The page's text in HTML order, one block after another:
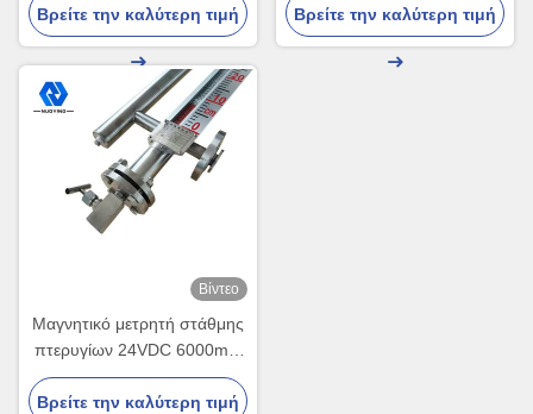
στάθμης 4-20 mA
Βρείτε την καλύτερη τιμή
πλωτήρα
Βρείτε την καλύτερη τιμή
Βίντεο
Μαγνητικό μετρητή στάθμης
πτερυγίων 24VDC 6000mm
Σειρά NYUHZ-C
Βρείτε την καλύτερη τιμή